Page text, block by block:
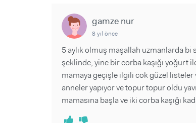
gamze nur
8 yıl önce
5 aylık olmuş maşallah uzmanlarda bi
şeklinde, yine bir corba kaşığı yoğurt
mamaya geçişle ilgili cok güzel listeler
anneler yapıyor ve topur topur oldu
mamasına başla ve iki corba kaşığı